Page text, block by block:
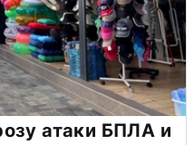
атаки БПЛА и